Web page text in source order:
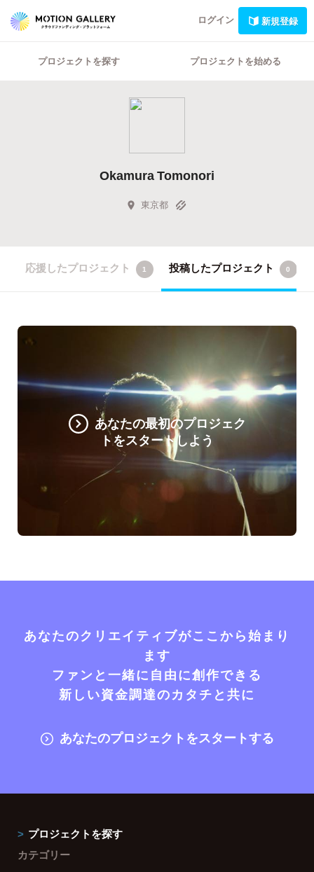
ログイン 新規登録
プロジェクトを探す プロジェクトを始める
Okamura Tomonori
東京都
応援したプロジェクト 1 投稿したプロジェクト 0
あなたの最初のプロジェク
トをスタートしよう
あなたのクリエイティブがここから始まり
ます
ファンと一緒に自由に創作できる
新しい資金調達のカタチと共に
あなたのプロジェクトをスタートする
プロジェクトを探す
カテゴリー